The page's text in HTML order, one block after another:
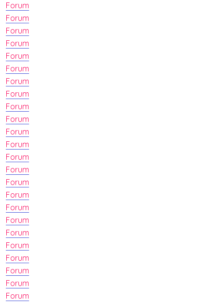
Forum
Forum
Forum
Forum
Forum
Forum
Forum
Forum
Forum
Forum
Forum
Forum
Forum
Forum
Forum
Forum
Forum
Forum
Forum
Forum
Forum
Forum
Forum
Forum